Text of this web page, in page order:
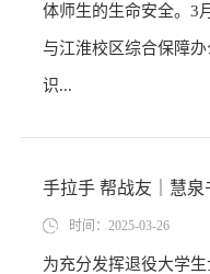
体师生的生命安全。3
与江淮校区综合保障
识...
时间：2025-03-26
为充分发挥退役大学